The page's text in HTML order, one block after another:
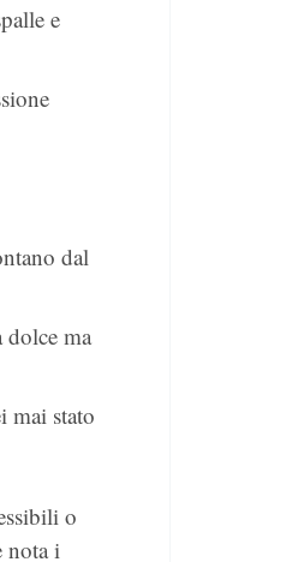
e
dal
dolce ma
mai stato
o
nota i